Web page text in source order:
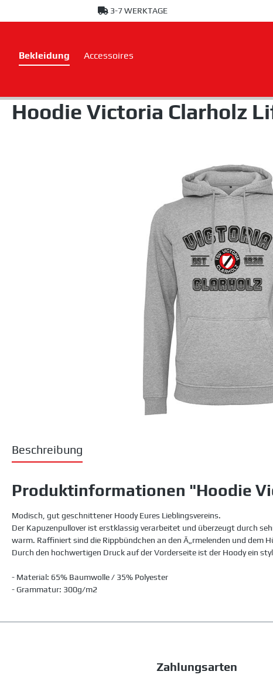
Zur Hauptnavigation springen
3-7 WERKTAGE
Bekleidung Accessoires
Hoodie Victoria Clarholz
Beschreibung
Produktinformationen "Hoodie
Modisch, gut geschnittener Hoody Eures Lieblingsvereins.
Der Kapuzenpullover ist erstklassig verarbeitet und überzeugt durch
warm. Raffiniert sind die Rippbündchen an den Ã„rmelenden und
Durch den hochwertigen Druck auf der Vorderseite ist der Hoody ein
- Material: 65% Baumwolle / 35% Polyester
- Grammatur: 300g/m2
Zahlungsarten